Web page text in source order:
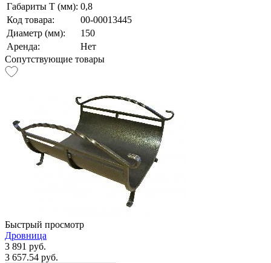
Габариты Т (мм): 0,8
Код товара:
00-00013445
Диаметр (мм):
150
Аренда:
Нет
Сопутствующие товары
Быстрый просмотр
Дровница
3 891 руб.
3 657.54 руб.